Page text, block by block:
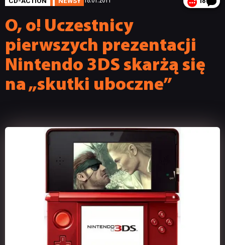
O, o! Uczestnicy
pierwszych prezentacji
Nintendo 3DS skarżą się
na „skutki uboczne”